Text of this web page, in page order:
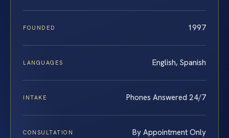
FOUNDED 1997
LANGUAGES English, Spanish
INTAKE Phones Answered 24/7
CONSULTATION By Appointment Only